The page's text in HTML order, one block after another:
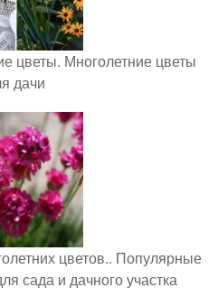
цветы. Многолетние цветы
дачи
цветов.. Популярные
сада и дачного участка